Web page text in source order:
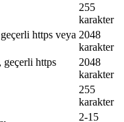
255
karakter
https veya 2048
karakter
geçerli https
2048
karakter
255
karakter
2-15